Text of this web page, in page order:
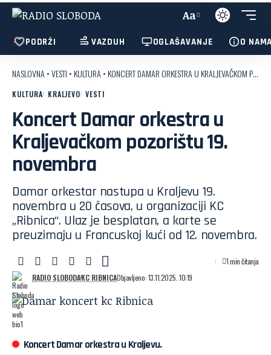
Aa
PODRŽI VAZDUH OGLAŠAVANJE O
NASLOVNA •VESTI •KULTURA •KONCERT DAMAR ORKESTRA U KRALJEVAČKOM POZORIŠTU 19. NOVEMBRA
KULTURA KRALJEVO VESTI
Koncert Damar orkestra u
Kraljevačkom pozorištu 19.
novembra
Damar orkestar nastupa u Kraljevu 19.
novembra u 20 časova, u organizaciji KC
„Ribnica“. Ulaz je besplatan, a karte se
preuzimaju u Francuskoj kući od 12. novembra.
RADIO SLOBODAKC RIBNICAObjavljeno: 13.11.2025. 10:19
1 min čitanja
Koncert Damar orkestra u Kraljevu.